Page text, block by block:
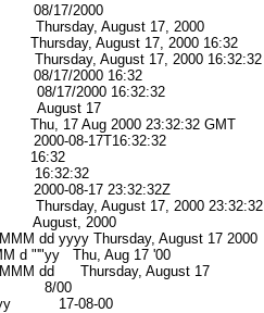
17/2000
August 17, 2000
August 17, 2000 16:32
August 17, 2000 16:32:32
2000 16:32
2000 16:32:32
17
Aug 2000 23:32:32 GMT
08-17T16:32:32
08-17 23:32:32Z
August 17, 2000 23:32:32
2000
dd yyyy Thursday, August 17 2000
d "'"yy Thu, Aug 17 '00
dd Thursday, August 17
8/00
yy 17-08-00